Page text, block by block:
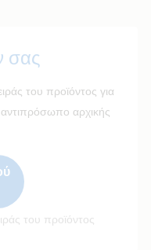
σας
του προϊόντος για
αρχικής
του προϊόντος